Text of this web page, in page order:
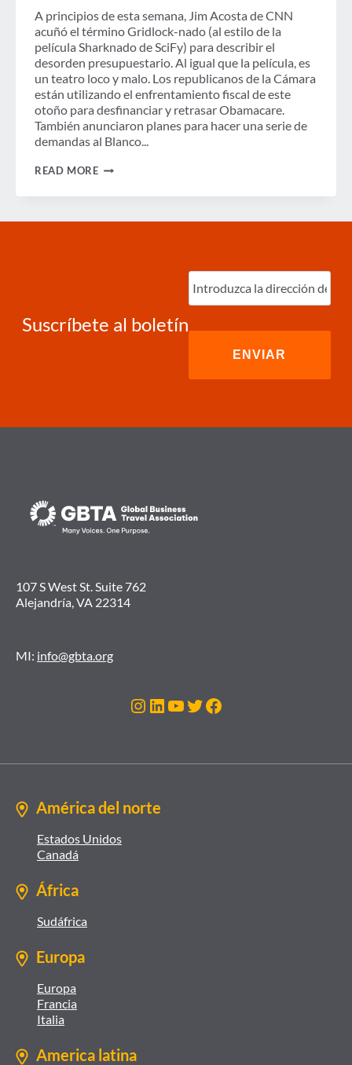
A principios de esta semana, Jim Acosta de CNN
acuñó el término Gridlock-nado (al estilo de la
película Sharknado de SciFy) para describir el
desorden presupuestario. Al igual que la película, es
un teatro loco y malo. Los republicanos de la Cámara
están utilizando el enfrentamiento fiscal de este
otoño para desfinanciar y retrasar Obamacare.
También anunciaron planes para hacer una serie de
demandas al Blanco...
READ MOREEMBOTELLAMIENTO-
Suscríbete al boletín
Ingrese
correo
electrónico
107 S West St. Suite 762
Alejandría, VA 22314
MI: info@gbta.org
Instagram
LinkedIn
YouTube
Twitter
Facebook
América del norte
Estados Unidos
Canadá
África
Sudáfrica
Europa
Europa
Francia
Italia
America latina